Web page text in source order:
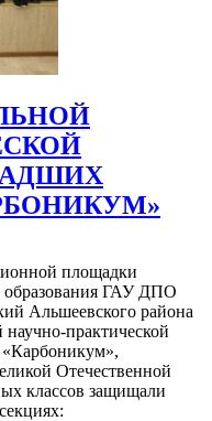
площадки
образования ГАУ ДПО
Альшеевского района
практической
Отечественной
классов защищали